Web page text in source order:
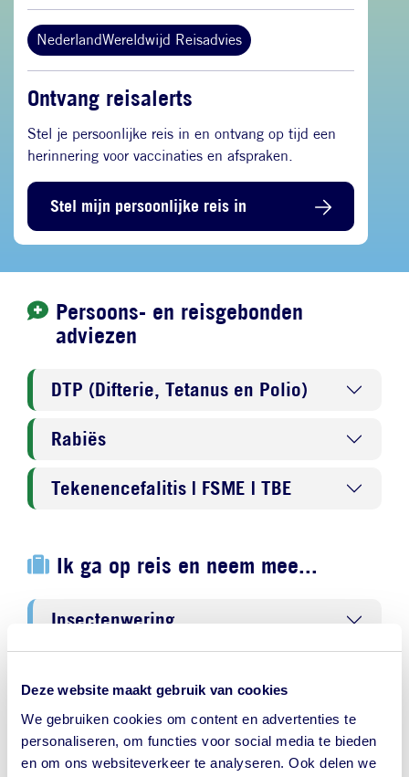
Deze website maakt gebruik van cookies
We gebruiken cookies om content en advertenties te
personaliseren, om functies voor social media te bieden
en om ons websiteverkeer te analyseren. Ook delen we
NederlandWereldwijd Reisadvies
Ontvang reisalerts
Stel je persoonlijke reis in en ontvang op tijd een
herinnering voor vaccinaties en afspraken.
Stel mijn persoonlijke reis in
Persoons- en reisgebonden
adviezen
DTP (Difterie, Tetanus en Polio)
Rabiës
Tekenencefalitis | FSME | TBE
Ik ga op reis en neem mee...
Insectenwering
NederlandWereldwijd - Ministerie
van Buitenlandse Zaken